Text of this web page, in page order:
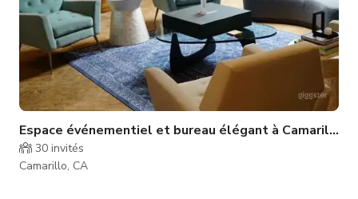
Espace événementiel et bureau élégant à Camarillo
30 invités
Camarillo, CA